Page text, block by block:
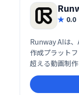
0.0
Runway AIは
作成プラット
超える動画制
ェースで、プ
性を自由に表